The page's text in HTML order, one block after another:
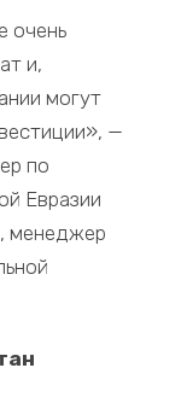
очень
и,
могут
—
по
Евразии
менеджер